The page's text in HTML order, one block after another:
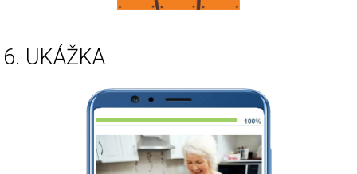
6. UKÁŽKA